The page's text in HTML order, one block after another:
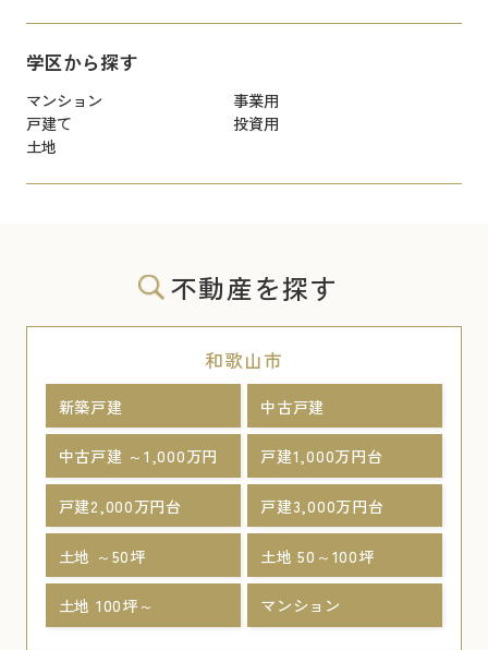
学区から探す
マンション
事業用
戸建て
投資用
土地
不動産を探す
和歌山市
新築戸建 中古戸建
中古戸建 ～1,000万円 戸建1,000万円台
戸建2,000万円台 戸建3,000万円台
土地 ～50坪 土地 50～100坪
土地 100坪～ マンション